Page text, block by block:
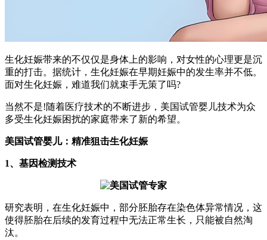
生化妊娠带来的不仅仅是身体上的影响，对女性的心理更是沉
重的打击。据统计，生化妊娠在早期妊娠中的发生率并不低。
面对生化妊娠，难道我们就束手无策了吗?
当然不是!随着医疗技术的不断进步，美国试管婴儿技术为众
多受生化妊娠困扰的家庭带来了新的希望。
美国试管婴儿：精准狙击生化妊娠
1、基因检测技术
研究表明，在生化妊娠中，部分胚胎存在染色体异常情况，这
使得胚胎在后续的发育过程中无法正常生长，只能被自然淘
汰。